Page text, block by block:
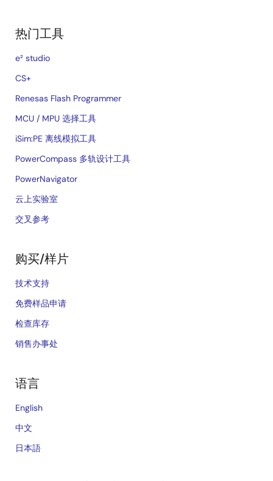
热门工具
e² studio
CS+
Renesas Flash Programmer
MCU / MPU 选择工具
iSim:PE 离线模拟工具
PowerCompass 多轨设计工具
PowerNavigator
云上实验室
交叉参考
购买/样片
技术支持
免费样品申请
检查库存
销售办事处
语言
English
中文
日本語